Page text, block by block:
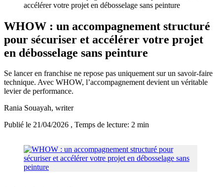
accélérer votre projet en débosselage sans peinture
WHOW : un accompagnement structuré
pour sécuriser et accélérer votre projet
en débosselage sans peinture
Se lancer en franchise ne repose pas uniquement sur un savoir-faire
technique. Avec WHOW, l’accompagnement devient un véritable
levier de performance.
Rania Souayah, writer
Publié le 21/04/2026 , Temps de lecture: 2 min